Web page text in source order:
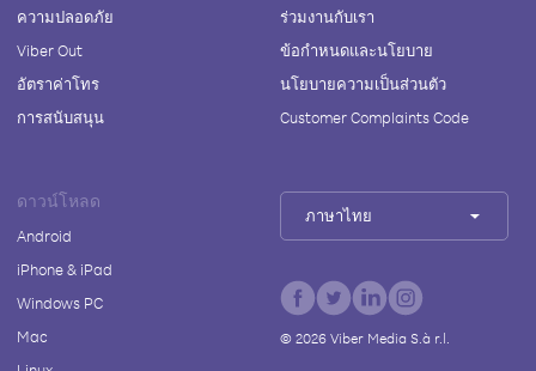
ความปลอดภัย
Viber Out
อัตราค่าโทร
การสนับสนุน
ร่วมงานกับเรา
ข้อกำหนดและนโยบาย
นโยบายความเป็นส่วนตัว
Customer Complaints Code
ดาวน์โหลด
Android
iPhone & iPad
Windows PC
Mac
ภาษาไทย
© 2026Viber Media S.à r.l.